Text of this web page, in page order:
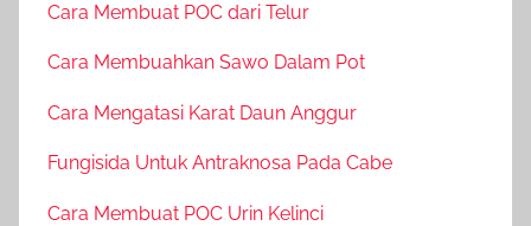
Cara Membuat POC dari Telur
Cara Membuahkan Sawo Dalam Pot
Cara Mengatasi Karat Daun Anggur
Fungisida Untuk Antraknosa Pada Cabe
Cara Membuat POC Urin Kelinci